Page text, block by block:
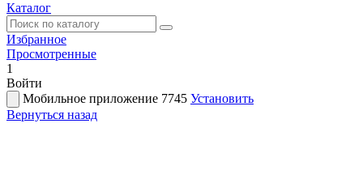
Каталог
Избранное
Просмотренные
1
Войти
Мобильное приложение 7745 Установить
Вернуться назад